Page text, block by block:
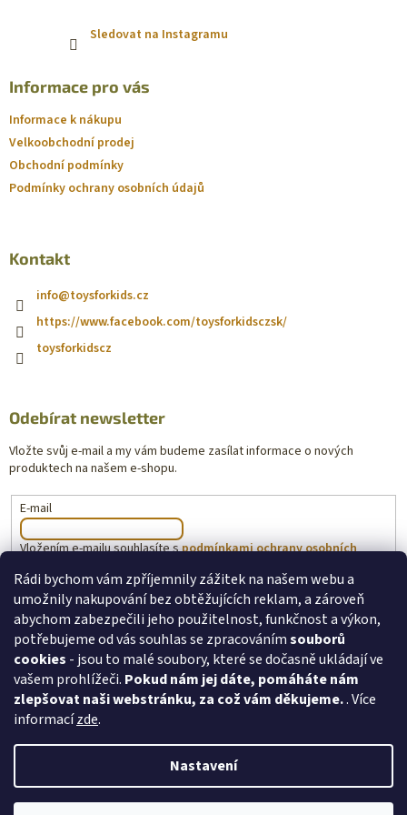
Rádi bychom vám zpříjemnily zážitek na našem webu a
umožnily nakupování bez obtěžujících reklam, a zároveň
abychom zabezpečili jeho použitelnost, funkčnost a výkon,
potřebujeme od vás souhlas se zpracovánímsouborů
cookies - jsou to malé soubory, které se dočasně ukládají ve
vašem prohlížeči. Pokud nám jej dáte, pomáháte nám
zlepšovat naši webstránku, za což vám děkujeme.. Více
informacízde.
Nastavení
Sledovat na Instagramu
Informace pro vás
Informace k nákupu
Velkoobchodní prodej
Obchodní podmínky
Podmínky ochrany osobních údajů
Kontakt
info@toysforkids.cz
https://www.facebook.com/toysforkidsczsk/
toysforkidscz
Odebírat newsletter
Vložte svůj e-mail a my vám budeme zasílat informace o nových
produktech na našem e-shopu.
E-mail
Vložením e-mailu souhlasíte spodmínkami ochrany osobních
PŘIHLÁSIT SE
toysforkids.cz Ochrana osobních údajů
Copyright 2026ToysForKids.cz. Všechna práva vyhrazena.Upravit